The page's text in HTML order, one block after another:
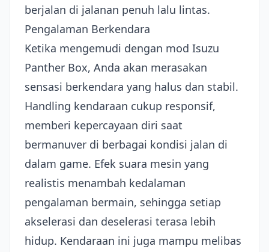
berjalan di jalanan penuh lalu lintas.
Pengalaman Berkendara
Ketika mengemudi dengan mod Isuzu
Panther Box, Anda akan merasakan
sensasi berkendara yang halus dan stabil.
Handling kendaraan cukup responsif,
memberi kepercayaan diri saat
bermanuver di berbagai kondisi jalan di
dalam game. Efek suara mesin yang
realistis menambah kedalaman
pengalaman bermain, sehingga setiap
akselerasi dan deselerasi terasa lebih
hidup. Kendaraan ini juga mampu melibas